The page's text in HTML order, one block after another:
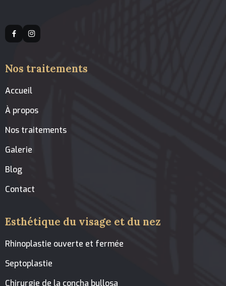
Nos traitements
Accueil
À propos
Nos traitements
Galerie
Blog
Contact
Esthétique du visage et du nez
Rhinoplastie ouverte et fermée
Septoplastie
Chirurgie de la concha bullosa